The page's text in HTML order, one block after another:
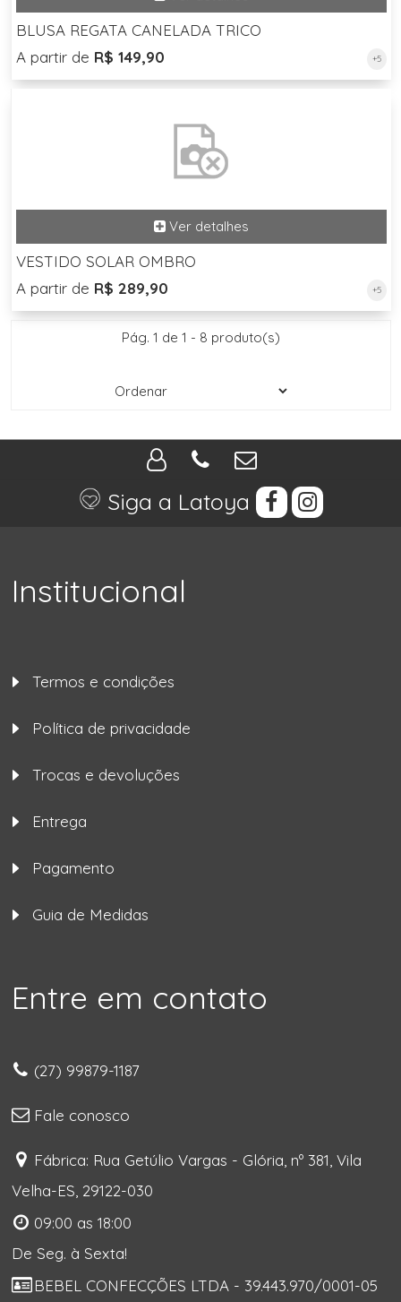
BLUSA REGATA CANELADA TRICO
A partir de R$ 149,90 +5
VESTIDO SOLAR OMBRO
A partir de R$ 289,90 +5
Pág. 1 de 1 - 8 produto(s)
Siga a Latoya
Institucional
Termos e condições
Política de privacidade
Trocas e devoluções
Entrega
Pagamento
Guia de Medidas
Entre em contato
(27) 99879-1187
Fale conosco
Fábrica: Rua Getúlio Vargas - Glória, nº 381, Vila
Velha-ES, 29122-030
09:00 as 18:00
De Seg. à Sexta!
BEBEL CONFECÇÕES LTDA - 39.443.970/0001-05